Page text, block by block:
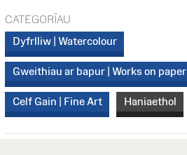
CATEGORÏAU
Dyfrlliw | Watercolour
Gweithiau ar bapur | Works on paper
Celf Gain | Fine Art Haniaethol